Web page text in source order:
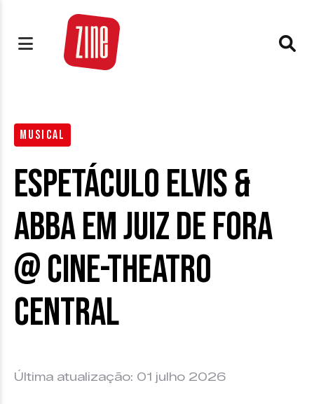
MUSICAL
Espetáculo Elvis &
ABBA em Juiz de Fora
@ Cine-Theatro
Central
Última atualização: 01 julho 2026